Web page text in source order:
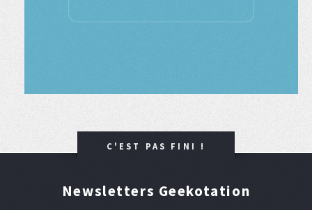
C'EST PAS FINI !
Newsletters Geekotation